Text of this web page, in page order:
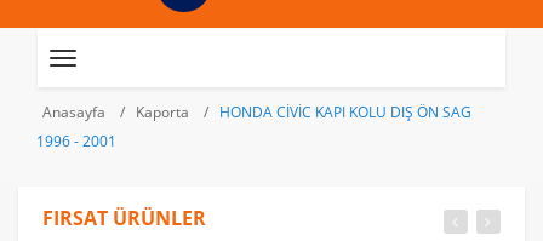
Toggle
Anasayfa
Kaporta
HONDA CİVİC KAPI KOLU DIŞ ÖN SAG
1996 - 2001
FIRSAT ÜRÜNLER